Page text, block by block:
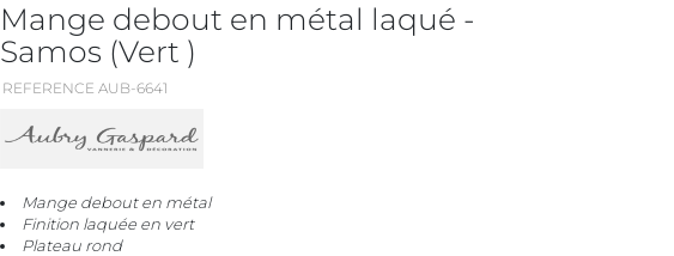
Mange debout en métal laqué -
Samos (Vert )
REFERENCE AUB-6641
Mange debout en métal
Finition laquée en vert
Plateau rond